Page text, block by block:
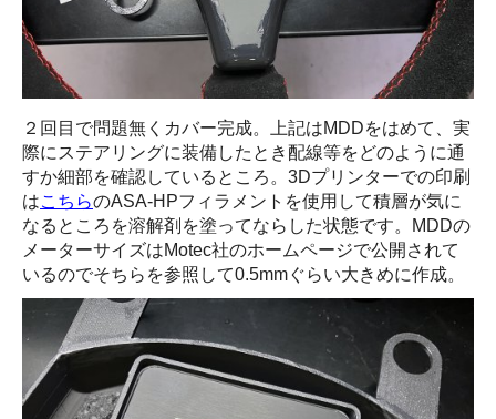
２回目で問題無くカバー完成。上記はMDDをはめて、実
際にステアリングに装備したとき配線等をどのように通
すか細部を確認しているところ。3Dプリンターでの印刷
はこちらのASA-HPフィラメントを使用して積層が気に
なるところを溶解剤を塗ってならした状態です。MDDの
メーターサイズはMotec社のホームページで公開されて
いるのでそちらを参照して0.5mmぐらい大きめに作成。